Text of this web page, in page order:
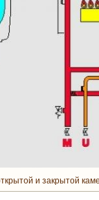
и закрытой